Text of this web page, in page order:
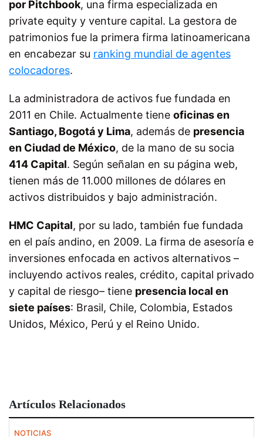
por Pitchbook, una firma especializada en
private equity y venture capital. La gestora de
patrimonios fue la primera firma latinoamericana
en encabezar su ranking mundial de agentes
colocadores.
La administradora de activos fue fundada en
2011 en Chile. Actualmente tiene oficinas en
Santiago, Bogotá y Lima, además de presencia
en Ciudad de México, de la mano de su socia
414 Capital. Según señalan en su página web,
tienen más de 11.000 millones de dólares en
activos distribuidos y bajo administración.
HMC Capital, por su lado, también fue fundada
en el país andino, en 2009. La firma de asesoría e
inversiones enfocada en activos alternativos –
incluyendo activos reales, crédito, capital privado
y capital de riesgo– tiene presencia local en
siete países: Brasil, Chile, Colombia, Estados
Unidos, México, Perú y el Reino Unido.
Artículos Relacionados
NOTICIAS